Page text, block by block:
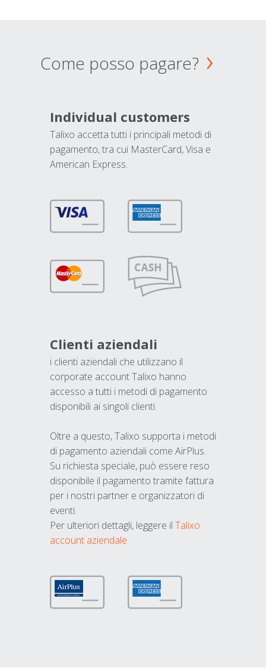
Come posso pagare?
Individual customers
Talixo accetta tutti i principali metodi di
pagamento, tra cui MasterCard, Visa e
American Express.
Clienti aziendali
i clienti aziendali che utilizzano il
corporate account Talixo hanno
accesso a tutti i metodi di pagamento
disponibili ai singoli clienti.
Oltre a questo, Talixo supporta i metodi
di pagamento aziendali come AirPlus.
Su richiesta speciale, può essere reso
disponibile il pagamento tramite fattura
per i nostri partner e organizzatori di
eventi.
Per ulteriori dettagli, leggere il Talixo
account aziendale